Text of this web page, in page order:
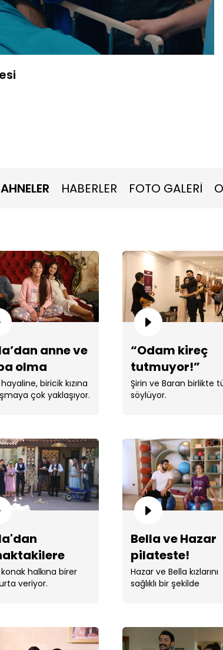
1080P
Oynatma
Hızı
HABERLER FOTO GALERİ
anne ve
olma
biricik kızına
çok yaklaşıyor.
“Odam kireç
tutmuyor!”
Şirin ve Baran birlikte
söylüyor.
görevi!
halkına birer
veriyor.
Bella ve Hazar
pilateste!
Hazar ve Bella kızlarını
sağlıklı bir şekilde